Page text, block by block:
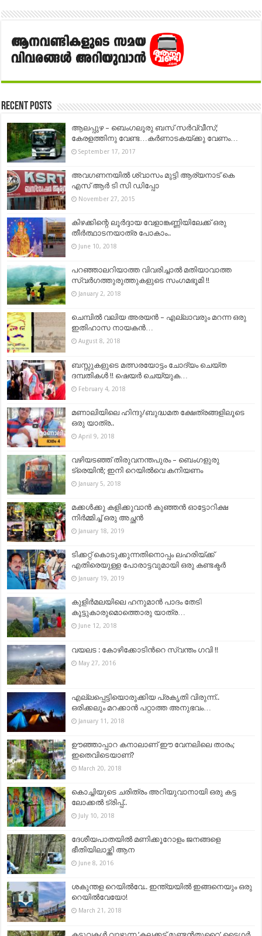
Recent Posts
ആലപ്പുഴ – ബെംഗലൂരു ബസ് സര്‍വ്വീസ്;
കേരളത്തിനു വേണ്ട…കര്‍ണാടകയ്ക്കു വേണം…
September 17, 2017
അവഗണനയില്‍ ശ്വാസം മുട്ടി ആര്യനാട് കെ
എസ് ആര്‍ ടി സി ഡിപ്പോ
November 27, 2015
കിഴക്കിന്റെ ലൂർദ്ദായ വേളാങ്കണ്ണിയിലേക്ക് ഒരു
തീർത്ഥാടനയാത്ര പോകാം..
June 10, 2018
പറഞ്ഞാലറിയാത്ത വിവരിച്ചാല്‍ മതിയാവാത്ത
സ്വര്‍ഗത്തുരുത്തുകളുടെ സംഗമഭൂമി !!
January 2, 2018
ചെമ്പിൽ വലിയ അരയൻ – എല്ലാവരും മറന്ന ഒരു
ഇതിഹാസ നായകൻ…
August 8, 2018
ബസ്സുകളുടെ മത്സരയോട്ടം ചോദ്യം ചെയ്ത
ദമ്പതികള്‍ !! ഷെയര്‍ ചെയ്യുക…
February 4, 2018
മണാലിയിലെ ഹിന്ദു/ബുദ്ധമത ക്ഷേത്രങ്ങളിലൂടെ
ഒരു യാത്ര..
April 9, 2018
വഴിയടഞ്ഞ് തിരുവനന്തപുരം – ബെംഗളുരു
ട്രെയിൻ; ഇനി റെയിൽവെ കനിയണം
January 5, 2018
മക്കൾക്കു കളിക്കുവാൻ കുഞ്ഞൻ ഓട്ടോറിക്ഷ
നിർമ്മിച്ച് ഒരു അച്ഛൻ
January 18, 2019
ടിക്കറ്റ് കൊടുക്കുന്നതിനൊപ്പം ലഹരിയ്ക്ക്
എതിരെയുള്ള പോരാട്ടവുമായി ഒരു കണ്ടക്ടർ
January 19, 2019
കുളിർമലയിലെ ഹനുമാൻ പാദം തേടി
കൂട്ടുകാരുമൊത്തൊരു യാത്ര…
June 12, 2018
വയലട : കോഴിക്കോടിന്‍റെ സ്വന്തം ഗവി !!
May 27, 2016
എല്ലപ്പെട്ടിയൊരുക്കിയ പ്രകൃതി വിരുന്ന്..
ഒരിക്കലും മറക്കാന്‍ പറ്റാത്ത അനുഭവം…
January 11, 2018
ഊഞ്ഞാപ്പാറ കനാലാണ് ഈ വേനലിലെ താരം;
ഇതെവിടെയാണ്?
March 20, 2018
കൊച്ചിയുടെ ചരിത്രം അറിയുവാനായി ഒരു കട്ട
ലോക്കല്‍ ട്രിപ്പ്..
July 10, 2018
ദേശീയപാതയില്‍ മണിക്കൂറോളം ജനങ്ങളെ
ഭീതിയിലാഴ്ത്തി ആന
June 8, 2016
ശകുന്തള റെയില്‍വേ.. ഇന്ത്യയില്‍ ഇങ്ങനെയും ഒരു
റെയില്‍വേയോ!
March 21, 2018